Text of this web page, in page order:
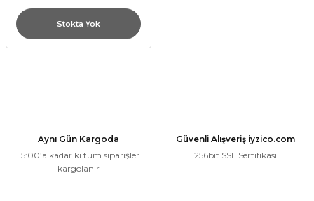
Stokta Yok
Aynı Gün Kargoda
15:00’a kadar ki tüm siparişler
kargolanır
Güvenli Alışveriş iyzico.com
256bit SSL Sertifikası